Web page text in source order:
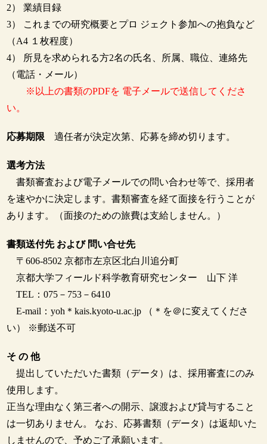
2） 業績目録
3） これまでの研究概要とプロ ジェクト参加への抱負など
（A4 １枚程度）
4） 所見を求められる方2名の氏名、所属、職位、連絡先
（電話・メール）
※以上の書類のPDFを 電子メールで送信してくださ
い。
応募期限 適任者が決定次第、応募を締め切ります。
選考方法
書類審査および電子メールでの問い合わせ等で、採用者
を速やかに決定します。書類審査を経て面接を行うことが
あります。（面接のための旅費は支給しません。）
書類送付先 および 問い合せ先
〒606-8502 京都市左京区北白川追分町
京都大学フィールド科学教育研究センター 山下 洋
TEL：075－753－6410
E-mail：yoh＊kais.kyoto-u.ac.jp （＊を＠に変えてくださ
い） ※郵送不可
そ の 他
提出していただいた書類（データ）は、採用審査にのみ
使用します。
正当な理由なく第三者への開示、譲渡および貸与すること
は一切ありません。 なお、応募書類（データ）は返却いた
しませんので、予めご了承願います。